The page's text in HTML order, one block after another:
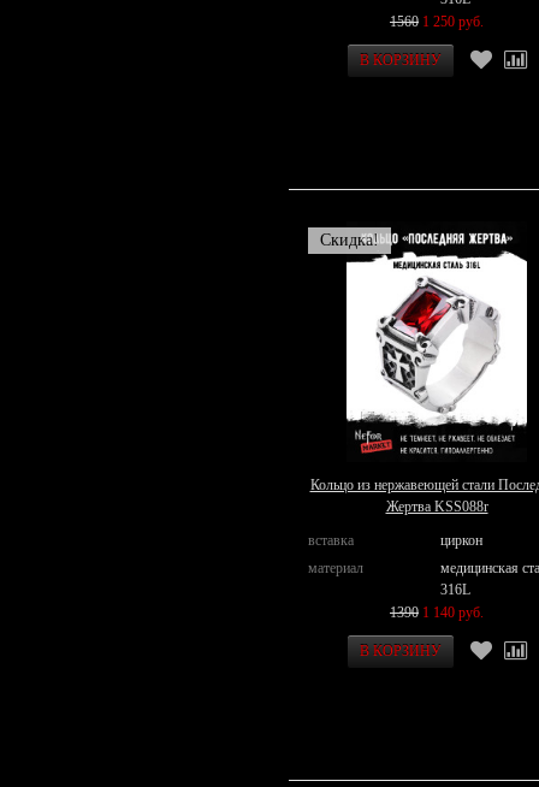
1560 1 250 руб.
Скидка!
Кольцо из нержавеющей стали
Жертва KSS088r
вставка
циркон
материал
медицинская
316L
1390 1 140 руб.